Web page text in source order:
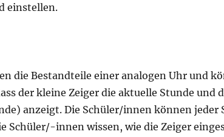
einstellen.
die Bestandteile einer analogen Uhr und
der kleine Zeiger die aktuelle Stunde und
anzeigt. Die Schüler/innen können jeder
Schüler/-innen wissen, wie die Zeiger